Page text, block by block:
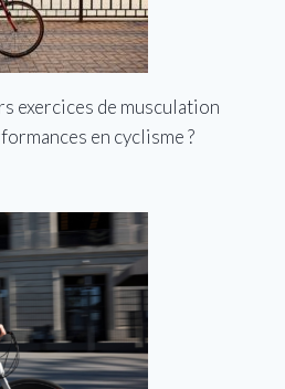
exercices de musculation
en cyclisme ?